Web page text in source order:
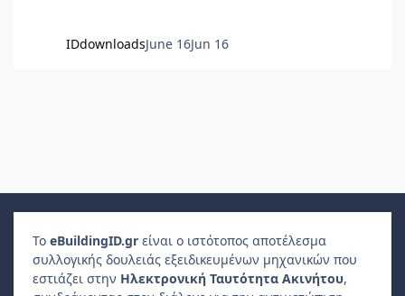
IDdownloadsJune 16Jun 16
Το eBuildingID.gr είναι ο ιστότοπος αποτέλεσμα
συλλογικής δουλειάς εξειδικευμένων μηχανικών που
εστιάζει στην Ηλεκτρονική Ταυτότητα Ακινήτου,